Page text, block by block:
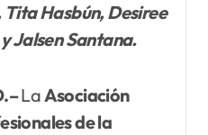
Hasbún, Desiree
Jalsen Santana.
LaAsociación
de la